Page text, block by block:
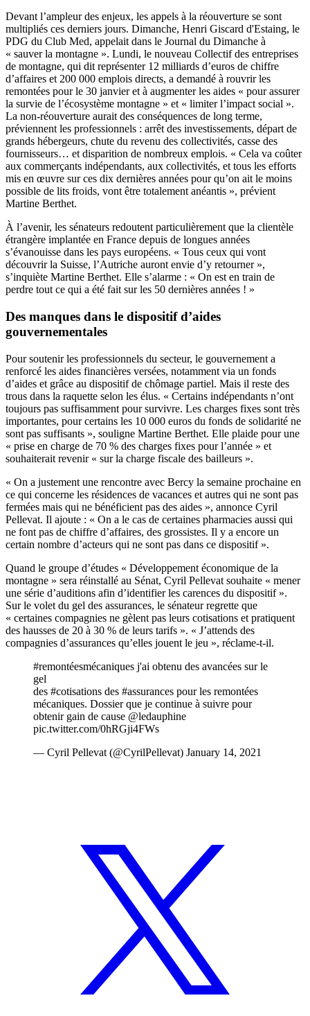
Devant l’ampleur des enjeux, les appels à la réouverture se sont
multipliés ces derniers jours. Dimanche, Henri Giscard d'Estaing, le
PDG du Club Med, appelait dans le Journal du Dimanche à
« sauver la montagne ». Lundi, le nouveau Collectif des entreprises
de montagne, qui dit représenter 12 milliards d’euros de chiffre
d’affaires et 200 000 emplois directs, a demandé à rouvrir les
remontées pour le 30 janvier et à augmenter les aides « pour assurer
la survie de l’écosystème montagne » et « limiter l’impact social ».
La non-réouverture aurait des conséquences de long terme,
préviennent les professionnels : arrêt des investissements, départ de
grands hébergeurs, chute du revenu des collectivités, casse des
fournisseurs… et disparition de nombreux emplois. « Cela va coûter
aux commerçants indépendants, aux collectivités, et tous les efforts
mis en œuvre sur ces dix dernières années pour qu’on ait le moins
possible de lits froids, vont être totalement anéantis », prévient
Martine Berthet.
À l’avenir, les sénateurs redoutent particulièrement que la clientèle
étrangère implantée en France depuis de longues années
s’évanouisse dans les pays européens. « Tous ceux qui vont
découvrirla Suisse, l’Autriche auront envie d’y retourner »,
s’inquiète Martine Berthet. Elle s’alarme : « On est en train de
perdre tout ce qui a été fait sur les 50 dernières années ! »
Des manques dans le dispositif d’aides
gouvernementales
Pour soutenir les professionnels du secteur, le gouvernement a
renforcé les aides financières versées, notamment via un fonds
d’aides et grâce au dispositif de chômage partiel. Mais il reste des
trous dans la raquette selon les élus. « Certains indépendants n’ont
toujours pas suffisamment pour survivre. Les charges fixes sont très
importantes, pour certains les 10 000 euros du fonds de solidarité ne
sont pas suffisants », souligne Martine Berthet. Elle plaide pour une
« prise en charge de 70 % des charges fixes pour l’année » et
souhaiterait revenir « sur la charge fiscale des bailleurs ».
« On a justement une rencontre avec Bercy la semaine prochaine en
ce qui concerne les résidences de vacances et autres qui ne sont pas
fermées mais qui ne bénéficient pas des aides », annonce Cyril
Pellevat. Il ajoute : « On a le cas de certaines pharmacies aussi qui
ne font pas de chiffre d’affaires, des grossistes. Il y a encore un
certain nombre d’acteurs qui ne sont pas dans ce dispositif ».
Quand le groupe d’études « Développement économique de la
montagne » sera réinstallé au Sénat, Cyril Pellevat souhaite « mener
une série d’auditions afin d’identifier les carences du dispositif ».
Sur le volet du gel des assurances, le sénateur regrette que
« certaines compagnies ne gèlent pas leurs cotisations et pratiquent
des hausses de 20 à 30 % de leurs tarifs ». « J’attends des
compagnies d’assurances qu’elles jouent le jeu », réclame-t-il.
#remontéesmécaniques j'ai obtenu des avancées sur le
gel
des #cotisations des #assurances pour les remontées
mécaniques. Dossier que je continue à suivre pour
obtenir gain de cause @ledauphine
pic.twitter.com/0hRGji4FWs
— Cyril Pellevat (@CyrilPellevat) January 14, 2021